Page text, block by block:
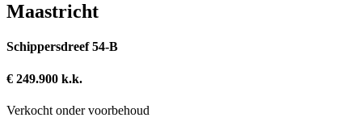
Maastricht
Schippersdreef 54-B
€ 249.900 k.k.
Verkocht onder voorbehoud